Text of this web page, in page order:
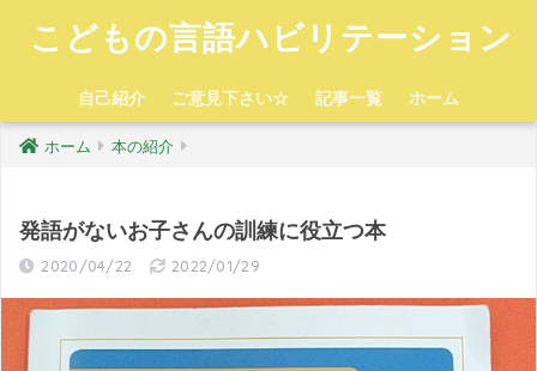
こどもの言語ハビリテーション
自己紹介 ご意見下さい☆ 記事一覧 ホーム
ホーム 本の紹介
発語がないお子さんの訓練に役立つ本
2020/04/22 2022/01/29